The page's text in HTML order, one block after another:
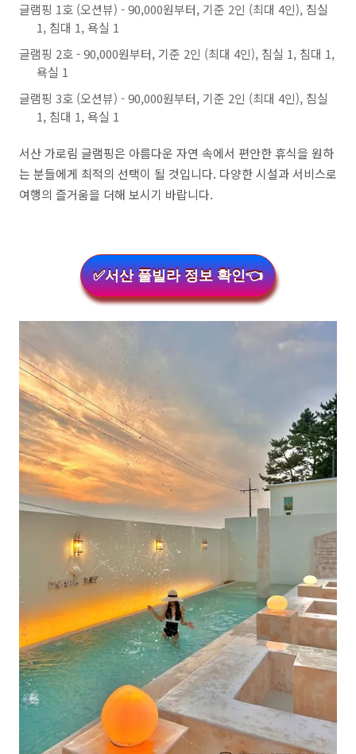
글램핑 1호 (오션뷰) - 90,000원부터, 기준 2인 (최대 4인), 침실
1, 침대 1, 욕실 1
글램핑 2호 - 90,000원부터, 기준 2인 (최대 4인), 침실 1, 침대 1,
욕실 1
글램핑 3호 (오션뷰) - 90,000원부터, 기준 2인 (최대 4인), 침실
1, 침대 1, 욕실 1
서산 가로림 글램핑은 아름다운 자연 속에서 편안한 휴식을 원하
는 분들에게 최적의 선택이 될 것입니다. 다양한 시설과 서비스로
여행의 즐거움을 더해 보시기 바랍니다.
✅서산 풀빌라 정보 확인👈